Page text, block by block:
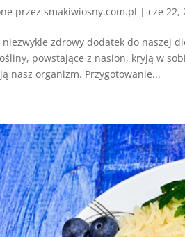
przezsmakiwiosny.com.pl |cze 22,
niezwykle zdrowy dodatek do naszej
powstające z nasion, kryją w
nasz organizm. Przygotowanie...